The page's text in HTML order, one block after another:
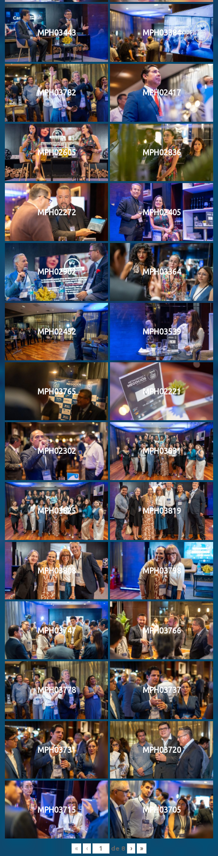
MPH03443 MPH03384
MPH03782 MPH02417
MPH02605 MPH02836
MPH02272 MPH02405
MPH02902 MPH03364
MPH02452 MPH03539
MPH03765 MPH02221
MPH02302 MPH03831
MPH03825 MPH03819
MPH03808 MPH03798
MPH03747 MPH03766
MPH03778 MPH03737
MPH03731 MPH03720
MPH03715 MPH03705
« ‹ de 8 › »